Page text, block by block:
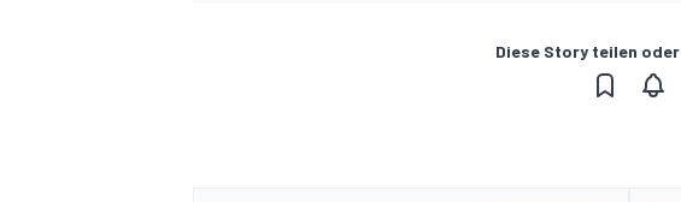
Diese Story teilen